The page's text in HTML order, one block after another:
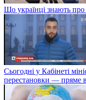
Що українці знають про
Сьогодні у Кабінеті
перестановки — пряме